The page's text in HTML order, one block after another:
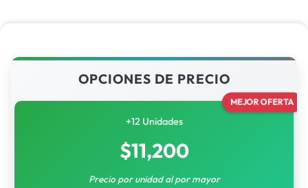
OPCIONES DE PRECIO
MEJOR OFERTA
+12 Unidades
$11,200
Precio por unidad al por mayor